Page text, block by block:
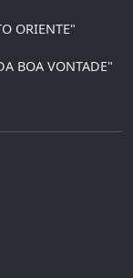
ORIENTE"
BOA VONTADE"